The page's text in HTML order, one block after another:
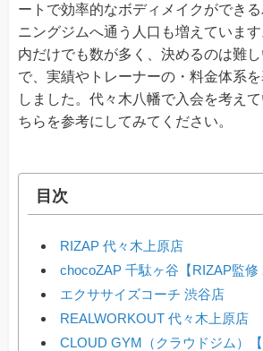
ートで効率的なボディメイクができ
ニングジムへ通う人口も増えていま
内だけでも数が多く、決めるのは難
で、実績やトレーナーの・料金体系
しました。代々木八幡で入会を考え
ちらを参考にしてみてください。
目次
RIZAP 代々木上原店
chocoZAP 千駄ヶ谷【RIZAP監修
エクササイズコーチ 渋谷店
REALWORKOUT 代々木上原店
CLOUD GYM（クラウドジム）